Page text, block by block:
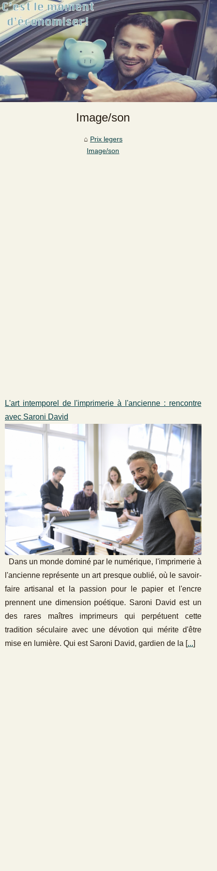
Image/son
Prix legers
Image/son
L'art intemporel de l'imprimerie à l'ancienne : rencontre
avec Saroni David
Dans un monde dominé par le numérique, l'imprimerie à
l'ancienne représente un art presque oublié, où le savoir-
faire artisanal et la passion pour le papier et l'encre
prennent une dimension poétique. Saroni David est un
des rares maîtres imprimeurs qui perpétuent cette
tradition séculaire avec une dévotion qui mérite d'être
mise en lumière. Qui est Saroni David, gardien de la [...]